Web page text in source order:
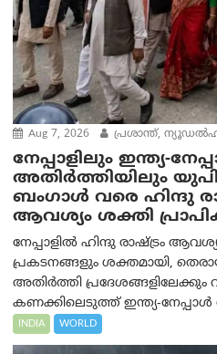
Aug 7, 2026 പ്രശാന്ത്,
നേപ്പാളിലും ഇന്ത്യ-
അതിർത്തിയിലും
ബംഗാൾ വരെ ഹിന്ദു
ആവശ്യം ശക്തി
നേപ്പാളിൽ ഹിന്ദു രാഷ്ട്രം
പ്രകടനങ്ങളും ശക്തമായി,
അതിർത്തി
കണക്കിലെടുത്ത് ഇന്ത്യ-
INDIA WORLD